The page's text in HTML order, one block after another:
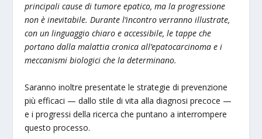
principali cause di tumore epatico, ma la progressione
non è inevitabile. Durante l’incontro verranno illustrate,
con un linguaggio chiaro e accessibile, le tappe che
portano dalla malattia cronica all’epatocarcinoma e i
meccanismi biologici che la determinano.
Saranno inoltre presentate le strategie di prevenzione
più efficaci — dallo stile di vita alla diagnosi precoce —
e i progressi della ricerca che puntano a interrompere
questo processo.